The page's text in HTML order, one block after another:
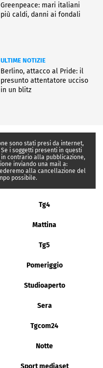
Greenpeace: mari italiani
più caldi, danni ai fondali
ULTIME NOTIZIE
Berlino, attacco al Pride: il
presunto attentatore ucciso
in un blitz
sono stati presi da internet,
i soggetti presenti in questi
contrario alla pubblicazione,
inviando una mail a:
alla cancellazione del
possibile.
Tg4
Mattina
Tg5
Pomeriggio
Studioaperto
Sera
Tgcom24
Notte
Sport mediaset